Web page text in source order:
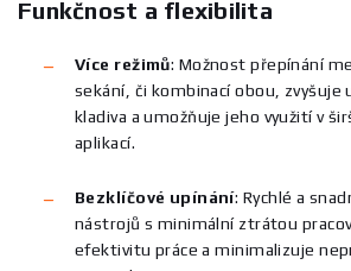
Funkčnost a flexibilita
Více režimů: Možnost přepínání
sekání, či kombinací obou, zvyšuje
kladiva a umožňuje jeho využití v
aplikací.
Bezklíčové upínání: Rychlé a
nástrojů s minimální ztrátou
efektivitu práce a minimalizuje